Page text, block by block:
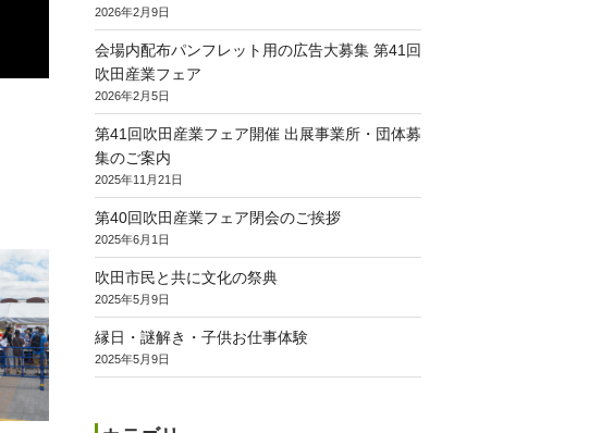
2026年2月9日
会場内配布パンフレット用の広告大募集 第41回
吹田産業フェア
2026年2月5日
第41回吹田産業フェア開催 出展事業所・団体募
集のご案内
2025年11月21日
第40回吹田産業フェア閉会のご挨拶
2025年6月1日
吹田市民と共に文化の祭典
2025年5月9日
縁日・謎解き・子供お仕事体験
2025年5月9日